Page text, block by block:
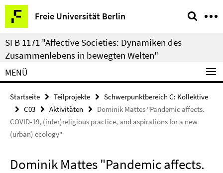
Springe
direkt
zu
Inhalt
Freie Universität Berlin
Service-
Navigation
SFB 1171 "Affective Societies: Dynamiken des
Zusammenlebens in bewegten Welten"
MENÜ
Startseite Teilprojekte
Schwerpunktbereich C: Kollektive
C03
Aktivitäten
Dominik Mattes "Pandemic affects.
COVID-19, (inter)religious practice, and aspirations for a new
(urban) ecology"
Dominik Mattes "Pandemic affects.